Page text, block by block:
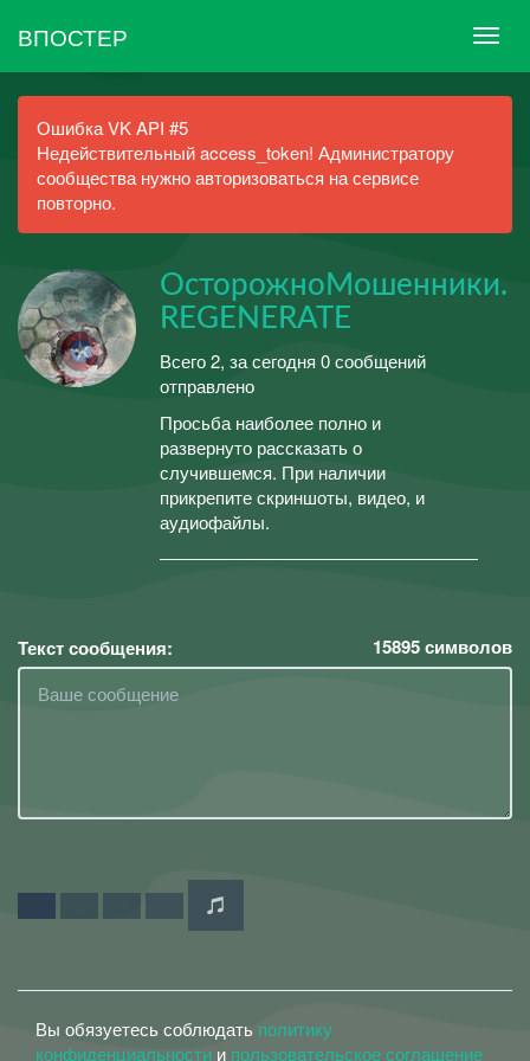
ВПОСТЕР
Ошибка VK API #5
Недействительный access_token! Администратору
сообщества нужно авторизоваться на сервисе
повторно.
ОсторожноМошенники.
REGENERATE
Всего 2, за сегодня 0 сообщений
отправлено
Просьба наиболее полно и
развернуто рассказать о
случившемся. При наличии
прикрепите скриншоты, видео, и
аудиофайлы.
Текст сообщения: 15895символов
Вы обязуетесь соблюдать политику
конфиденциальности и пользовательское соглашение